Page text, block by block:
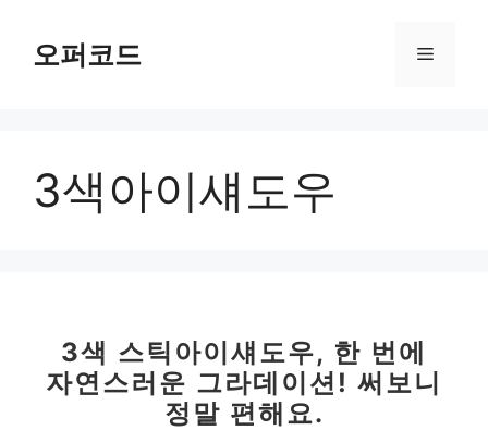
오퍼코드 메
3색아이섀도우
3색 스틱아이섀도우, 한 번에
자연스러운 그라데이션! 써보니
정말 편해요.